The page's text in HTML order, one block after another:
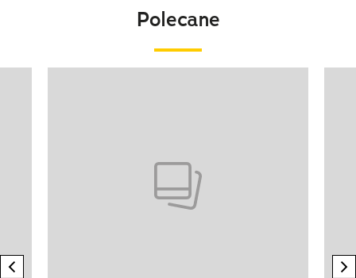
Polecane
previous element